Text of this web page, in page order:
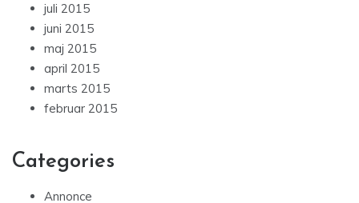
juli 2015
juni 2015
maj 2015
april 2015
marts 2015
februar 2015
Categories
Annonce